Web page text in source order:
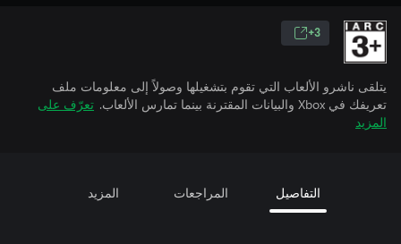
3+
يتلقى ناشرو الألعاب التي تقوم بتشغيلها وصولاً إلى معلومات ملف
تعريفك في Xbox والبيانات المقترنة بينما تمارس الألعاب.
تعرّف على
المزيد
التفاصيل المراجعات المزيد